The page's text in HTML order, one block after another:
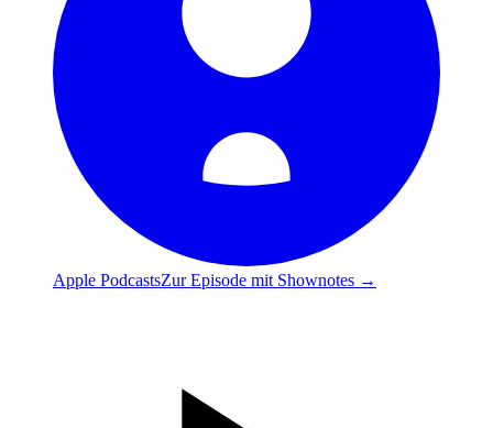
Apple PodcastsZur Episode mit Shownotes →